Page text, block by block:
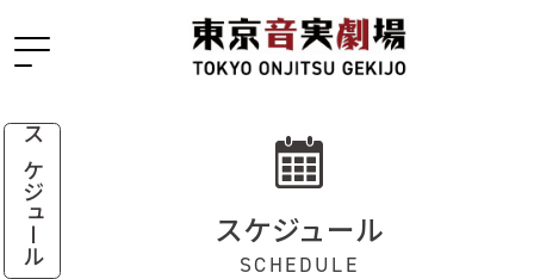
スケジュール スケジュール
SCHEDULE